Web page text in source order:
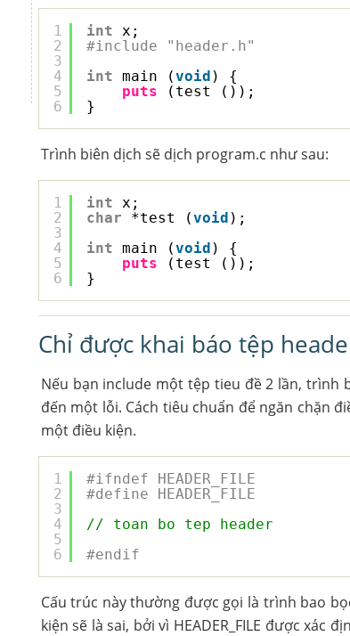
1
2
3
4
5
6
int
x;
#include "header.h"
int main (void ) {
puts
(test ());
}
Trình biên dịch sẽ dịch program.c như sau:
1
2
3
4
5
6
int
x;
char
*test (void );
int main (void ) {
puts
(test ());
}
Chỉ được khai báo tệp
Nếu bạn include một tệp tieu đề 2 lần, trình
đến một lỗi. Cách tiêu chuẩn để ngăn chặn
một điều kiện.
1
2
3
4
5
6
#ifndef HEADER_FILE
#define HEADER_FILE
// toan bo tep header
#endif
Cấu trúc này thường được gọi là trình bao
kiện sẽ là sai, bởi vì HEADER_FILE được xác